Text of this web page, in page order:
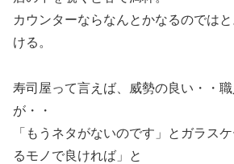
カウンターならなんとかなるのでは
ける。
寿司屋って言えば、威勢の良い・・
が・・
「もうネタがないのです」とガラス
るモノで良ければ」と